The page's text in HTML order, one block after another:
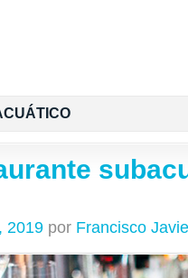
2019 por Francisco